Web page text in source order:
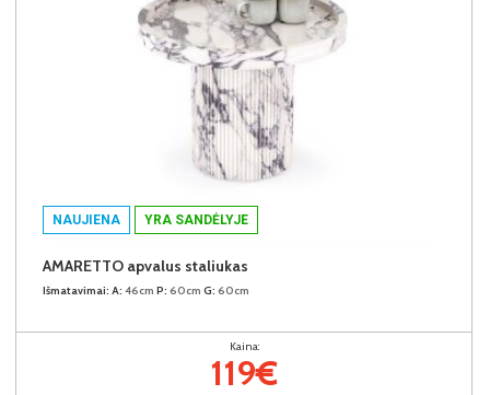
NAUJIENA YRA SANDĖLYJE
AMARETTO apvalus staliukas
Išmatavimai: A: 46cm P: 60cm G: 60cm
Kaina:
119€